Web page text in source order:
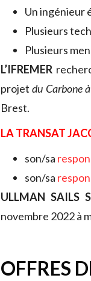
Un ingénieur
Plusieurs
Plusieurs
L’IFREMER
projetdu Carbone
Brest.
LA TRANSAT
son/sa
son/sa
ULLMAN SAILS
novembre 2022 à
OFFRES